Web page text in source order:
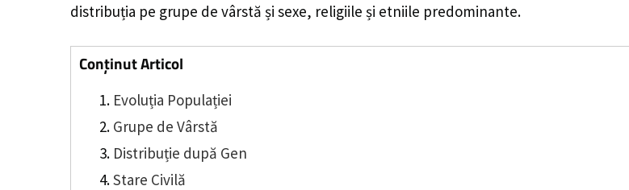
distribuția pe grupe de vârstă și sexe, religiile și etniile predominante.
Conținut Articol
Evoluția Populației
Grupe de Vârstă
Distribuție după Gen
Stare Civilă